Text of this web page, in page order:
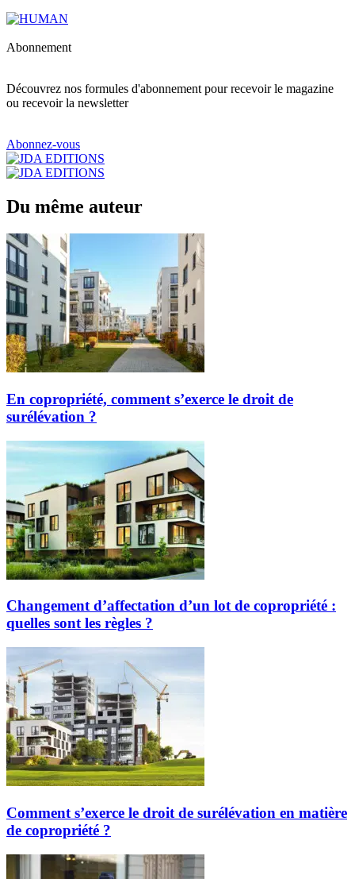
Abonnement
Découvrez nos formules d'abonnement pour recevoir le magazine
ou recevoir la newsletter
Abonnez-vous
Du même auteur
En copropriété, comment s’exerce le droit de
surélévation ?
Changement d’affectation d’un lot de copropriété :
quelles sont les règles ?
Comment s’exerce le droit de surélévation en matière
de copropriété ?